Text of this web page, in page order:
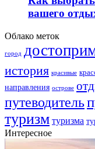
вашего
Облако меток
город
история красивые
направления острове
путеводитель
туризм туризма
Интересное